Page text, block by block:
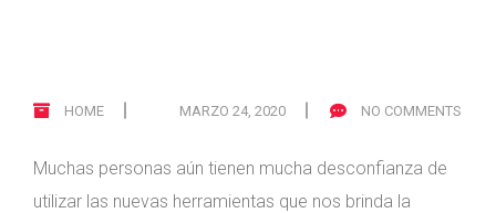
HOME MARZO 24, 2020 NO COMMENTS
Muchas personas aún tienen mucha desconfianza de
utilizar las nuevas herramientas que nos brinda la